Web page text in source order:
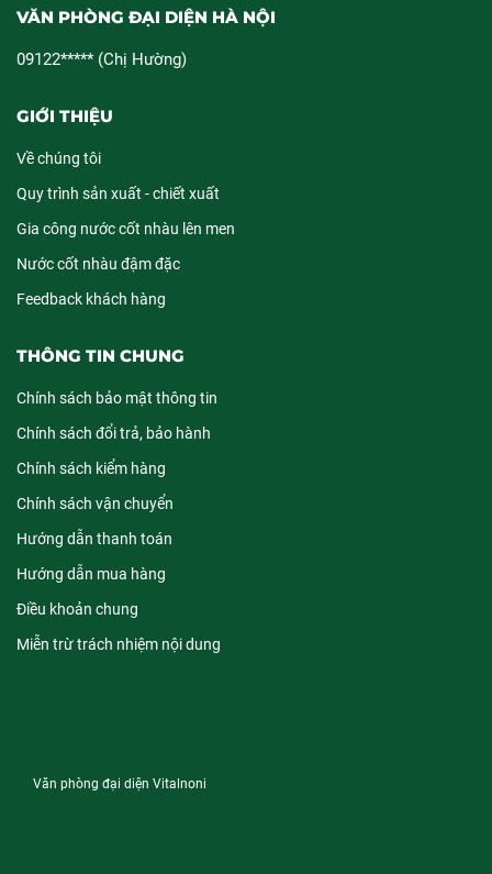
VĂN PHÒNG ĐẠI DIỆN HÀ NỘI
09122***** (Chị Hường)
GIỚI THIỆU
Về chúng tôi
Quy trình sản xuất - chiết xuất
Gia công nước cốt nhàu lên men
Nước cốt nhàu đậm đặc
Feedback khách hàng
THÔNG TIN CHUNG
Chính sách bảo mật thông tin
Chính sách đổi trả, bảo hành
Chính sách kiểm hàng
Chính sách vận chuyển
Hướng dẫn thanh toán
Hướng dẫn mua hàng
Điều khoản chung
Miễn trừ trách nhiệm nội dung
Văn phòng đại diện Vitalnoni